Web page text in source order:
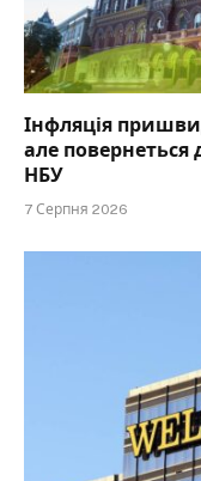
Інфляція
але повернеться
НБУ
7 Серпня 2026